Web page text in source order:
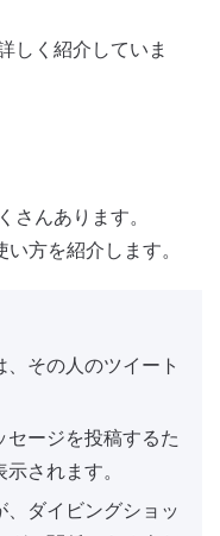
しく紹介していま
んあります。
方を紹介します。
その人のツイート
ージを投稿するた
されます。
ダイビングショッ